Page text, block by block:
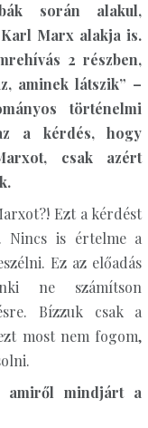
során alakul,
Marx alakja is.
2 részben,
aminek látszik” –
történelmi
a kérdés, hogy
csak azért
Ezt a kérdést
Nincs is értelme a
Ez az előadás
ne számítson
Bízzuk csak a
most nem fogom,
amiről mindjárt a